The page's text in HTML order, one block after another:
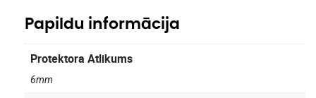
Papildu informācija
Protektora Atlikums
6mm